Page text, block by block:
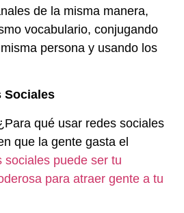
de la misma manera,
vocabulario, conjugando
persona y usando los
Sociales
qué usar redes sociales
que la gente gasta el
sociales puede ser tu
para atraer gente a tu